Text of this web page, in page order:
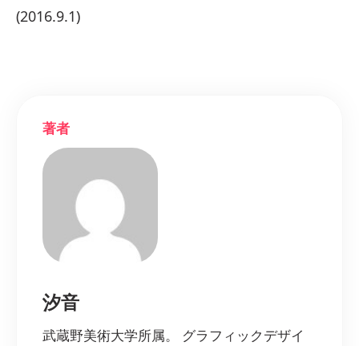
(2016.9.1)
著者
汐音
武蔵野美術大学所属。 グラフィックデザイ